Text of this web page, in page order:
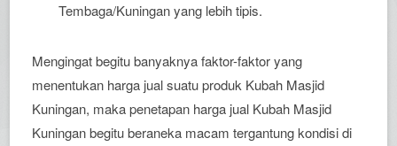
Tembaga/Kuningan yang lebih tipis.
Mengingat begitu banyaknya faktor-faktor yang
menentukan harga jual suatu produk Kubah Masjid
Kuningan, maka penetapan harga jual Kubah Masjid
Kuningan begitu beraneka macam tergantung kondisi di